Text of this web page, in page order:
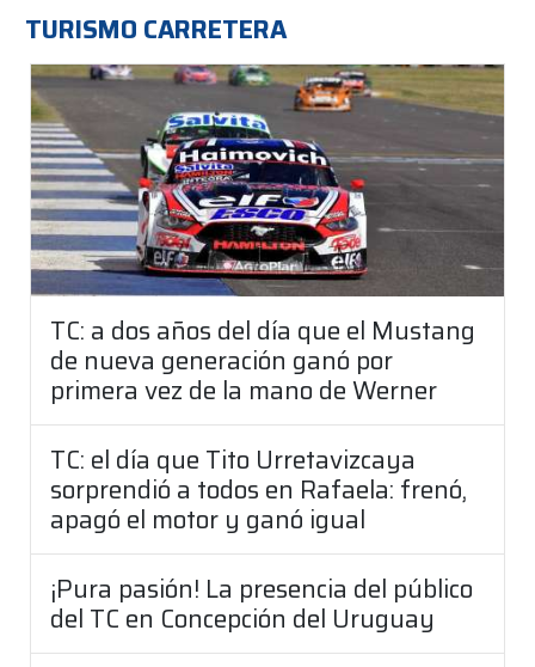
TURISMO CARRETERA
TC: a dos años del día que el Mustang
de nueva generación ganó por
primera vez de la mano de Werner
TC: el día que Tito Urretavizcaya
sorprendió a todos en Rafaela: frenó,
apagó el motor y ganó igual
¡Pura pasión! La presencia del público
del TC en Concepción del Uruguay